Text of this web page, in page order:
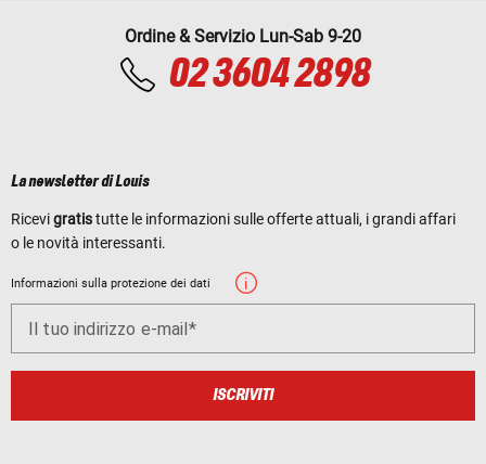
Ordine & Servizio Lun-Sab 9-20
02 3604 2898
La newsletter di Louis
Ricevigratistutte le informazioni sulle offerte attuali, i grandi affari
o le novità interessanti.
Informazioni sulla protezione dei dati
Il tuo indirizzo e-mail
ISCRIVITI